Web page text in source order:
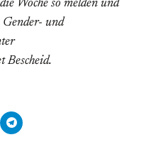
Woche so melden und
Gender- und
Bescheid.